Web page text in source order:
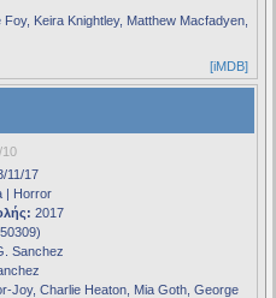
Foy, Keira Knightley, Matthew Macfadyen,
[iMDB]
10
11/17
| Horror
2017
Sanchez
Joy, Charlie Heaton, Mia Goth, George